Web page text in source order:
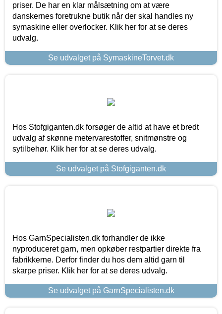
priser. De har en klar målsætning om at være
danskernes foretrukne butik når der skal handles ny
symaskine eller overlocker. Klik her for at se deres
udvalg.
Se udvalget på SymaskineTorvet.dk
Hos Stofgiganten.dk forsøger de altid at have et bredt
udvalg af skønne metervarestoffer, snitmønstre og
sytilbehør. Klik her for at se deres udvalg.
Se udvalget på Stofgiganten.dk
Hos GarnSpecialisten.dk forhandler de ikke
nyproduceret garn, men opkøber restpartier direkte fra
fabrikkerne. Derfor finder du hos dem altid garn til
skarpe priser. Klik her for at se deres udvalg.
Se udvalget på GarnSpecialisten.dk